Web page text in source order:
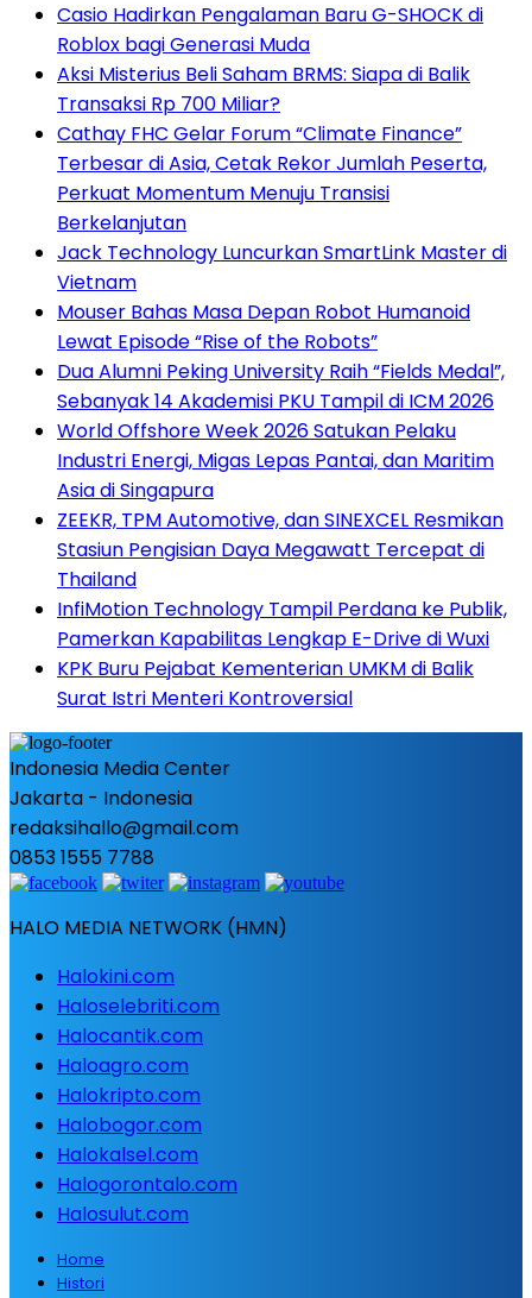
Casio Hadirkan Pengalaman Baru G-SHOCK di
Roblox bagi Generasi Muda
Aksi Misterius Beli Saham BRMS: Siapa di Balik
Transaksi Rp 700 Miliar?
Cathay FHC Gelar Forum “Climate Finance”
Terbesar di Asia, Cetak Rekor Jumlah Peserta,
Perkuat Momentum Menuju Transisi
Berkelanjutan
Jack Technology Luncurkan SmartLink Master di
Vietnam
Mouser Bahas Masa Depan Robot Humanoid
Lewat Episode “Rise of the Robots”
Dua Alumni Peking University Raih “Fields Medal”,
Sebanyak 14 Akademisi PKU Tampil di ICM 2026
World Offshore Week 2026 Satukan Pelaku
Industri Energi, Migas Lepas Pantai, dan Maritim
Asia di Singapura
ZEEKR, TPM Automotive, dan SINEXCEL Resmikan
Stasiun Pengisian Daya Megawatt Tercepat di
Thailand
InfiMotion Technology Tampil Perdana ke Publik,
Pamerkan Kapabilitas Lengkap E-Drive di Wuxi
KPK Buru Pejabat Kementerian UMKM di Balik
Surat Istri Menteri Kontroversial
Indonesia Media Center
Jakarta - Indonesia
redaksihallo@gmail.com
0853 1555 7788
HALO MEDIA NETWORK (HMN)
Halokini.com
Haloselebriti.com
Halocantik.com
Haloagro.com
Halokripto.com
Halobogor.com
Halokalsel.com
Halogorontalo.com
Halosulut.com
Home
Histori